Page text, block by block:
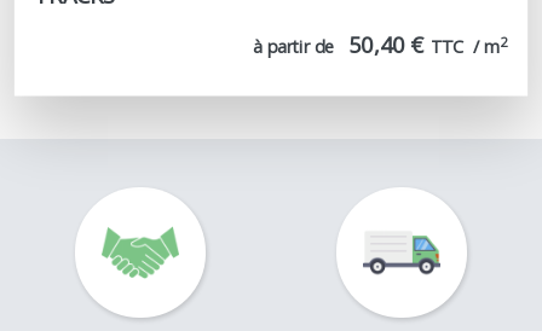
à partir de 50,40 € TTC  / m2